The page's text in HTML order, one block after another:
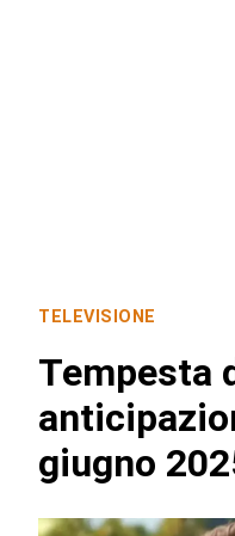
TELEVISIONE
Tempesta
giugno